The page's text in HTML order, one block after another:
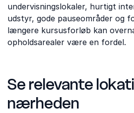
undervisningslokaler, hurtigt
udstyr, gode pauseområder og
længere kursusforløb kan
opholdsarealer være en fordel.
Se relevante
nærheden